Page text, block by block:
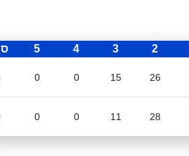
2
3
4
5
26
15
0
0
28
11
0
0